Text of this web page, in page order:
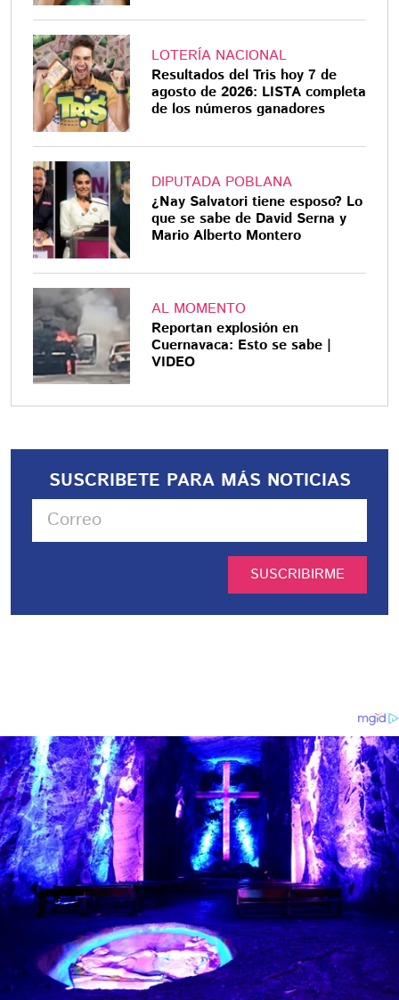
LOTERÍA NACIONAL
Resultados del Tris hoy 7 de
agosto de 2026: LISTA completa
de los números ganadores
DIPUTADA POBLANA
¿Nay Salvatori tiene esposo? Lo
que se sabe de David Serna y
Mario Alberto Montero
AL MOMENTO
Reportan explosión en
Cuernavaca: Esto se sabe |
VIDEO
SUSCRIBETE PARA MÁS NOTICIAS
SUSCRIBIRME